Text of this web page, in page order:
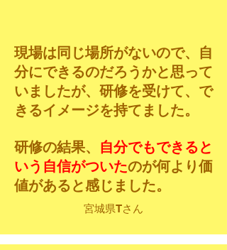
現場は同じ場所がないので、自
分にできるのだろうかと思って
いましたが、研修を受けて、で
きるイメージを持てました。
研修の結果、 自分でもできると
いう自信がついたのが何より価
値があると感じました。
宮城県Tさん